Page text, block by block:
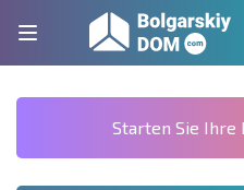
Starten Sie Ihre